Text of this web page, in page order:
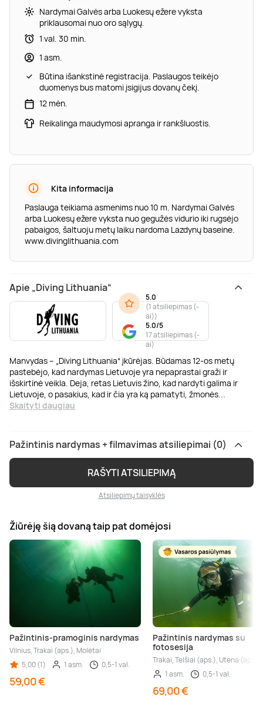
Nardymai Galvės arba Luokesų ežere vyksta
priklausomai nuo oro sąlygų.
1 val. 30 min.
1 asm.
Būtina išankstinė registracija. Paslaugos teikėjo
duomenys bus matomi įsigijus dovanų čekį.
12 mėn.
Reikalinga maudymosi apranga ir rankšluostis.
Kita informacija
Paslauga teikiama asmenims nuo 10 m. Nardymai Galvės
arba Luokesų ežere vyksta nuo gegužės vidurio iki rugsėjo
pabaigos, šaltuoju metų laiku nardoma Lazdynų baseine.
www.divinglithuania.com
Apie „Diving Lithuania“
Manvydas – „Diving Lithuania“ įkūrėjas. Būdamas 12-os metų
pastebėjo, kad nardymas Lietuvoje yra nepaprastai graži ir
išskirtinė veikla. Deja, retas Lietuvis žino, kad nardyti galima ir
Lietuvoje, o pasakius, kad ir čia yra ką pamatyti, žmonės...
Skaityti daugiau
5.0
(1 atsiliepimas (-
ai))
5.0/5
17 atsiliepimas (-
ai)
Pažintinis nardymas + filmavimas atsiliepimai (0)
RAŠYTI ATSILIEPIMĄ
Atsiliepimų taisyklės
Žiūrėję šią dovaną taip pat domėjosi
Pažintinis-pramoginis nardymas
Vilnius, Trakai (aps.), Molėtai
5,00 (1)
1 asm. 0,5-1 val.
59,00 €
Pažintinis nardymas su
fotosesija
Trakai, Telšiai (aps.), Utena (aps.)
1 asm.
0,5-1 val.
69,00 €